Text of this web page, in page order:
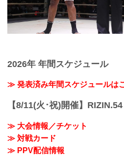
2026年 年間スケジュール
≫ 発表済み年間スケジュールは
【8/11(火･祝)開催】
≫ 大会情報／チケット
≫ 対戦カード
≫ PPV配信情報